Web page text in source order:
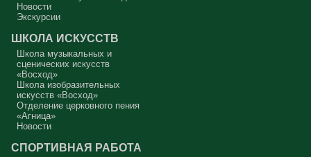
В нас должно быть внимание к тому, что время воздержания – это
дни для приготовления не только к Пасхе, а к Небесному Царству!
Это цель жизни. Я об этом забыл, я туда хочу, но я забыл. И я
сначала увидеть в себе этого урода, а потом начать с ним борьбу.
Аминь.
Протоиерей Андрей Алексеев
Новости
Экскурсии
ШКОЛА ИСКУССТВ
Школа музыкальных и
сценических искусств
«Восход»
Школа изобразительных
искусств «Восход»
Отделение церковного пения
«Агница»
Новости
СПОРТИВНАЯ РАБОТА